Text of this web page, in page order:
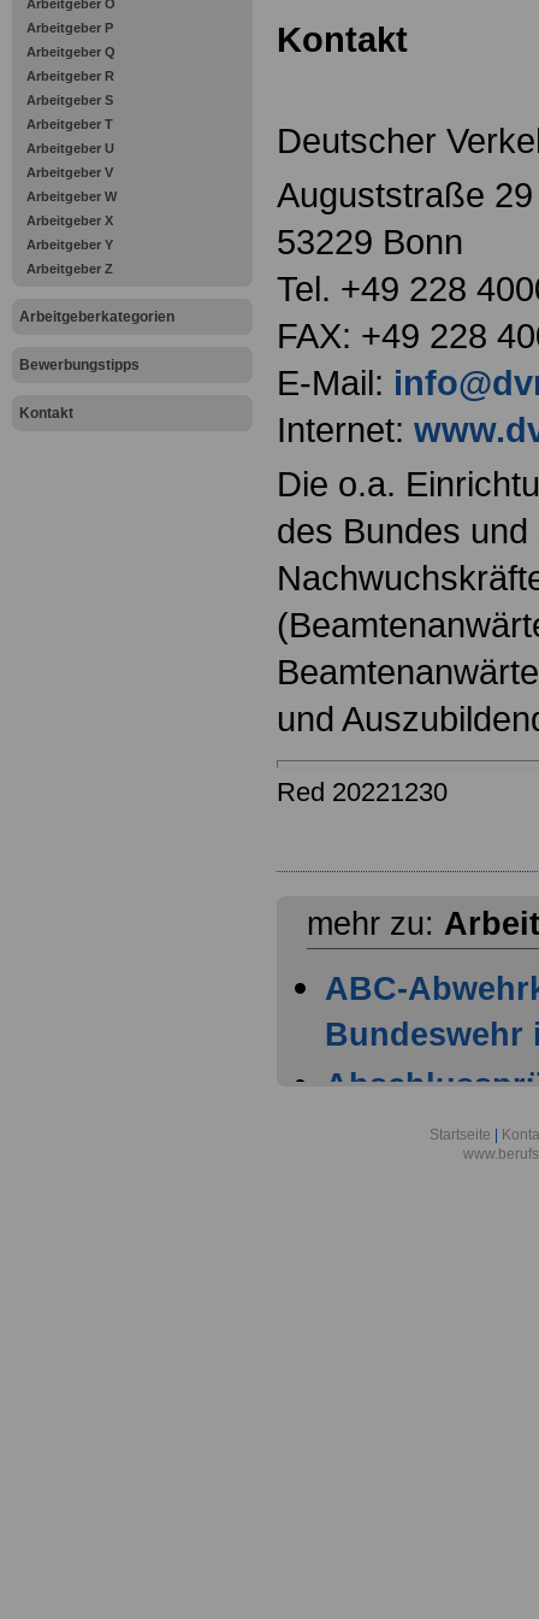
Arbeitgeber O
Arbeitgeber P
Arbeitgeber Q
Arbeitgeber R
Arbeitgeber S
Arbeitgeber T
Arbeitgeber U
Arbeitgeber V
Arbeitgeber W
Arbeitgeber X
Arbeitgeber Y
Arbeitgeber Z
Arbeitgeberkategorien
Bewerbungstipps
Kontakt
Kontakt
Deutscher
Auguststraße 29
53229 Bonn
Tel. +49 228
FAX: +49 228
E-Mail:
Internet:
Die o.a.
des Bundes und
und
Red 20221230
mehr zu:
ABC-
Bundeswehr
Startseite